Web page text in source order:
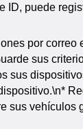
ID, puede
por
sus
sus
sus vehículos